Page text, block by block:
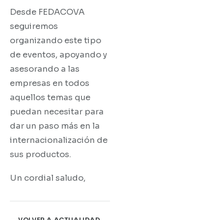
Desde FEDACOVA
seguiremos
organizando este tipo
de eventos, apoyando y
asesorando a las
empresas en todos
aquellos temas que
puedan necesitar para
dar un paso más en la
internacionalización de
sus productos.
Un cordial saludo,